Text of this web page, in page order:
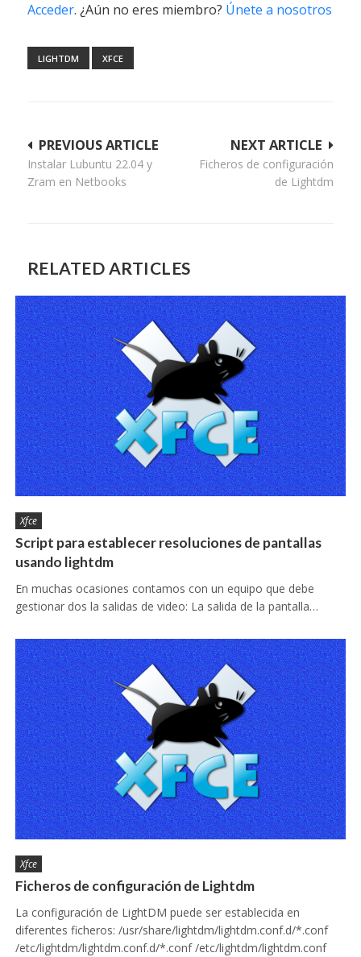
Acceder. ¿Aún no eres miembro? Únete a nosotros
LIGHTDM XFCE
Navegación
de
NEXT ARTICLE
Ficheros de configuración
de Lightdm
PREVIOUS ARTICLE
Instalar Lubuntu 22.04 y
Zram en Netbooks
RELATED ARTICLES
Xfce
Script para establecer resoluciones de pantallas
usando lightdm
En muchas ocasiones contamos con un equipo que debe
gestionar dos la salidas de video: La salida de la pantalla…
Xfce
Ficheros de configuración de Lightdm
La configuración de LightDM puede ser establecida en
diferentes ficheros: /usr/share/lightdm/lightdm.conf.d/*.conf
/etc/lightdm/lightdm.conf.d/*.conf /etc/lightdm/lightdm.conf